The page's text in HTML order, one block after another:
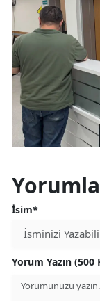
İsim*
Yorum Yazın